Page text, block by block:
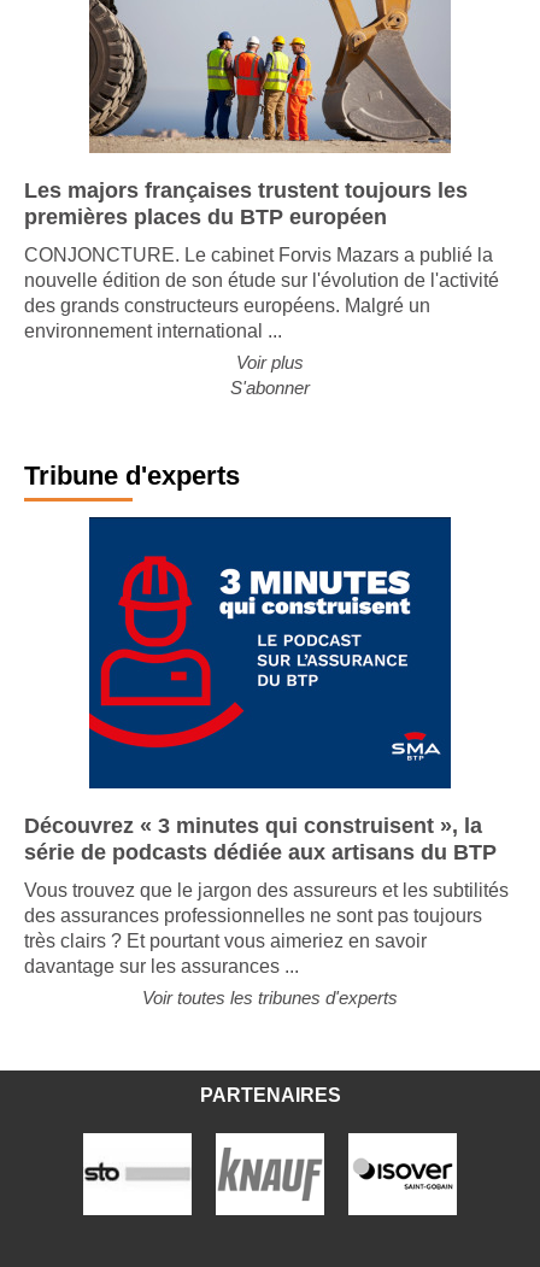
Les majors françaises trustent toujours les
premières places du BTP européen
CONJONCTURE. Le cabinet Forvis Mazars a publié la
nouvelle édition de son étude sur l'évolution de l'activité
des grands constructeurs européens. Malgré un
environnement international ...
Voir plus
S'abonner
Tribune d'experts
Découvrez « 3 minutes qui construisent », la
série de podcasts dédiée aux artisans du BTP
Vous trouvez que le jargon des assureurs et les subtilités
des assurances professionnelles ne sont pas toujours
très clairs ? Et pourtant vous aimeriez en savoir
davantage sur les assurances ...
Voir toutes les tribunes d'experts
PARTENAIRES